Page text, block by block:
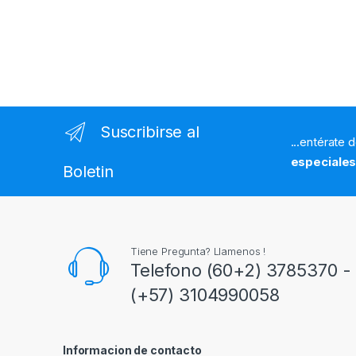
Suscribirse al
Boletin
...entérate
especiales
Tiene Pregunta? Llamenos !
Telefono (60+2) 3785370 -
(+57) 3104990058
Informacion de contacto